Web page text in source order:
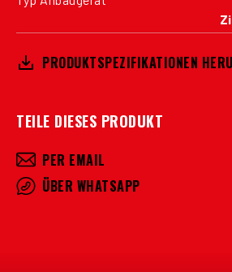
PRODUKTSPEZIFIKATIONEN
TEILE DIESES PRODUKT
PER EMAIL
ÜBER WHATSAPP